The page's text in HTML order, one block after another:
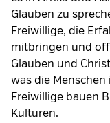
Glauben zu
Freiwillige, die
mitbringen und
Glauben und
was die
Freiwillige bauen
Kulturen.